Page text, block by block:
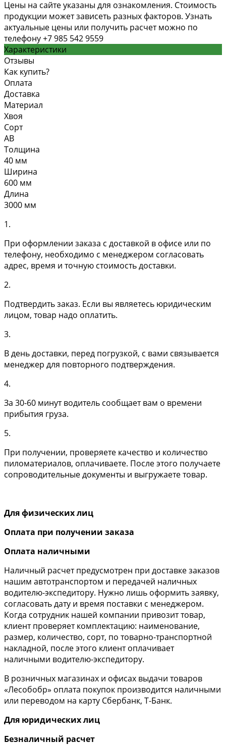
Цены на сайте указаны для ознакомления. Стоимость
продукции может зависеть разных факторов. Узнать
актуальные цены или получить расчет можно по
телефону +7 985 542 9559
Характеристики
Отзывы
Как купить?
Оплата
Доставка
Материал
Хвоя
Сорт
АВ
Толщина
40 мм
Ширина
600 мм
Длина
3000 мм
1.
При оформлении заказа с доставкой в офисе или по
телефону, необходимо с менеджером согласовать
адрес, время и точную стоимость доставки.
2.
Подтвердить заказ. Если вы являетесь юридическим
лицом, товар надо оплатить.
3.
В день доставки, перед погрузкой, с вами связывается
менеджер для повторного подтверждения.
4.
За 30-60 минут водитель сообщает вам о времени
прибытия груза.
5.
При получении, проверяете качество и количество
пиломатериалов, оплачиваете. После этого получаете
сопроводительные документы и выгружаете товар.
Для физических лиц
Оплата при получении заказа
Оплата наличными
Наличный расчет предусмотрен при доставке заказов
нашим автотранспортом и передачей наличных
водителю-экспедитору. Нужно лишь оформить заявку,
согласовать дату и время поставки с менеджером.
Когда сотрудник нашей компании привозит товар,
клиент проверяет комплектацию: наименование,
размер, количество, сорт, по товарно-транспортной
накладной, после этого клиент оплачивает
наличными водителю-экспедитору.
В розничных магазинах и офисах выдачи товаров
«Лесобобр» оплата покупок производится наличными
или переводом на карту Сбербанк, Т-Банк.
Для юридических лиц
Безналичный расчет